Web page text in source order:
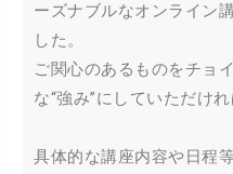
ーズナブルなオンライン
した。
ご関心のあるものをチョ
な“強み”にしていただけれ
具体的な講座内容や日程